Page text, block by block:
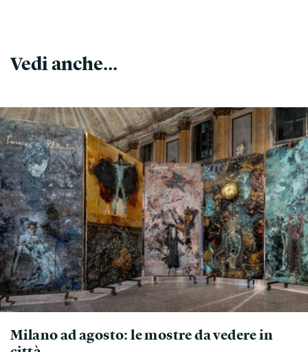
Vedi anche...
Milano ad agosto: le mostre da vedere in